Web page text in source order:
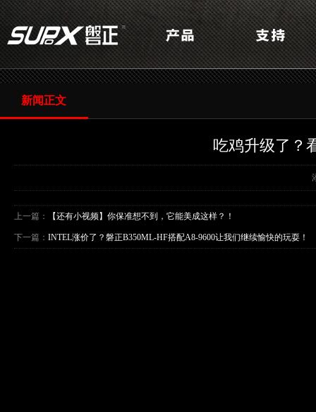
新闻正文
吃鸡升级了？
上一篇： 【还有小视频】你保准想不到，它能美成这样？！
下一篇： INTEL涨价了？磐正B350ML-HF搭配A8-9600让我们继续愉快的玩耍！